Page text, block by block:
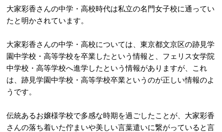
大家彩香さんの中学・高校時代は私立の名門女子校に通ってい
たと明かされています。
大家彩香さんの中学・高校については、東京都文京区の跡見学
園中学校・高等学校を卒業したという情報と、 フェリス女学院
中学校・高等学校へ進学したという情報がありますが、これ
は、跡見学園中学校・高等学校卒業というのが正しい情報のよ
うです。
伝統あるお嬢様学校で多感な時期を過ごしたことが、大家彩香
さんの落ち着いた佇まいや美しい言葉遣いに繋がっていると言